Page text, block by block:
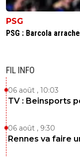
PSG
PSG : Barcola
FIL INFO
06 août , 10:03
TV : Beinsports
06 août , 9:30
Rennes va faire